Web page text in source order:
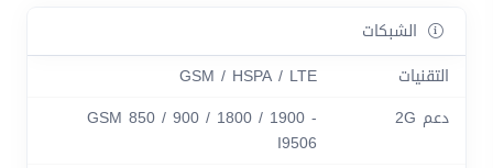
الشبكات
التقنيات
GSM / HSPA / LTE
دعم 2G
GSM 850 / 900 / 1800 / 1900 -
I9506